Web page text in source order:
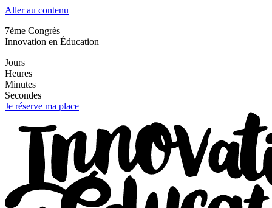
Aller au contenu
7ème Congrès
Innovation en Éducation
Jours
Heures
Minutes
Secondes
Je réserve ma place